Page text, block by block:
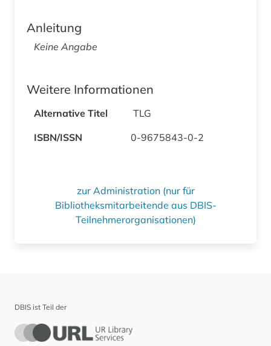
Anleitung
Keine Angabe
Weitere Informationen
Alternative Titel
TLG
ISBN/ISSN
0-9675843-0-2
zur Administration (nur für
Bibliotheksmitarbeitende aus DBIS-
Teilnehmerorganisationen)
DBIS ist Teil der